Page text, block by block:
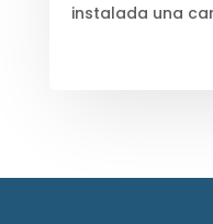
instalada una